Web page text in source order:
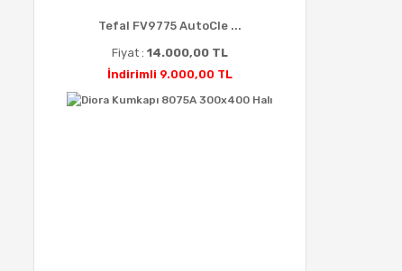
Tefal FV9775 AutoCle ...
Fiyat : 14.000,00 TL
İndirimli 9.000,00 TL